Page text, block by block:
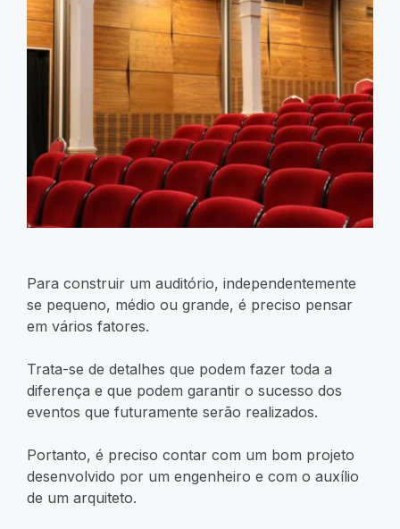
Para construir um auditório, independentemente
se pequeno, médio ou grande, é preciso pensar
em vários fatores.
Trata-se de detalhes que podem fazer toda a
diferença e que podem garantir o sucesso dos
eventos que futuramente serão realizados.
Portanto, é preciso contar com um bom projeto
desenvolvido por um engenheiro e com o auxílio
de um arquiteto.